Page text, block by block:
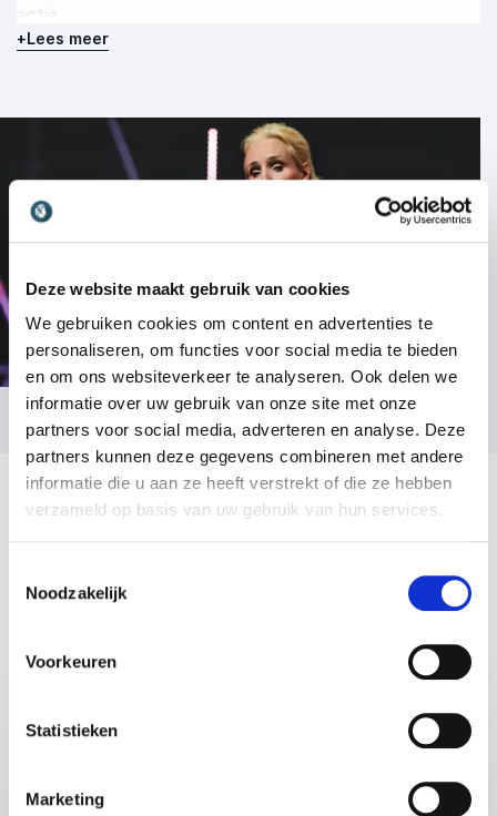
Deze website maakt gebruik van cookies
We gebruiken cookies om content en advertenties te
personaliseren, om functies voor social media te bieden
en om ons websiteverkeer te analyseren. Ook delen we
informatie over uw gebruik van onze site met onze
partners voor social media, adverteren en analyse. Deze
partners kunnen deze gegevens combineren met andere
informatie die u aan ze heeft verstrekt of die ze hebben
verzameld op basis van uw gebruik van hun services.
Noodzakelijk
Voorkeuren
Statistieken
Marketing
actie.
Of het nu gaat om persoonlijke effectiviteit,
te functioneren. Daarbij behoudt ze altijd de balans
tussen inhoud en vorm. Inhoudelijk sterk, maar nooit
Spreker Margriet Sitskoorn inhuren
via Athenas
Wil je jouw organisatie of publiek laten kennismaken
met de nieuwste inzichten uit de neuropsychologie?
Boek dan Margriet Sitskoorn via Athenas voor een
lezing, masterclass of keynote die kennis koppelt aan
verandering. Neem contact met ons op voor
beschikbaarheid, advies of een voorstel op maat, of
om meteen een boeking te maken. Met Margriet haal
je een spreker in huis die niet alleen wetenschappelijk
gezag heeft, maar ook mensen écht in beweging
+Lees meer
Foto: Irene Sitskoorn
Lezingen
Het maakbare brein
meer wilskracht ontwikkelen of angsten